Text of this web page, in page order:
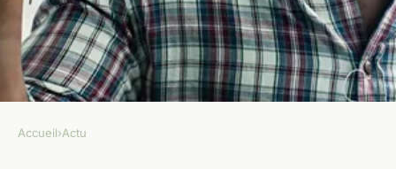
Accueil›Actu